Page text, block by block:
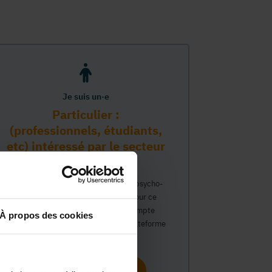
À propos des cookies
Je suis un·e
Particulier :
(professionnels, étudiants,
etc) intéressé par le secteur
PMS
Vous travaillez déjà dans le secteur psycho-
médico-social ou avez un intérêt pour ce
secteur et souhaitez obtenir un compte
personnel pour interagir sur notre plateforme